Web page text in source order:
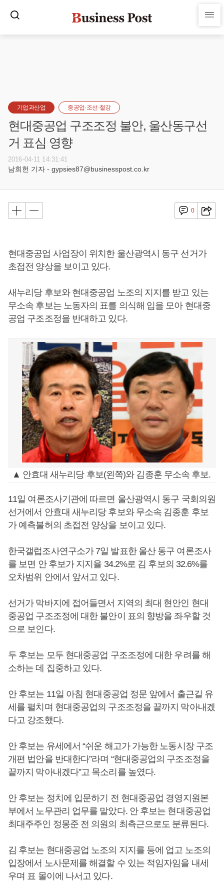
기업과산업 중공업·조선·철강
현대중공업 구조조정 불안, 울산동구선
거 표심 영향
2016-04-11 14:31:41
남희헌 기자 - gypsies87@businesspost.co.kr
0
현대중공업 사업장이 위치한 울산광역시 동구 선거가
초접전 양상을 보이고 있다.
새누리당 후보와 현대중공업 노조의 지지를 받고 있는
무소속 후보는 노동자의 표를 의식해 입을 모아 현대중
공업 구조조정을 반대하고 있다.
▲ 안효대 새누리당 후보(왼쪽)와 김종훈 무소속 후보.
11일 여론조사기관에 따르면 울산광역시 동구 국회의원
선거에서 안효대 새누리당 후보와 무소속 김종훈 후보
가 예측불허의 초접전 양상을 보이고 있다.
한국갤럽조사연구소가 7일 발표한 울산 동구 여론조사
를 보면 안 후보가 지지율 34.2%로 김 후보의 32.6%를
오차범위 안에서 앞서고 있다.
선거가 막바지에 접어들면서 지역의 최대 현안인 현대
중공업 구조조정에 대한 불안이 표의 향방을 좌우할 것
으로 보인다.
두 후보는 모두 현대중공업 구조조정에 대한 우려를 해
소하는 데 집중하고 있다.
안 후보는 11일 아침 현대중공업 정문 앞에서 출근길 유
세를 펼치며 현대중공업의 구조조정을 끝까지 막아내겠
다고 강조했다.
안 후보는 유세에서 “쉬운 해고가 가능한 노동시장 구조
개편 법안을 반대한다”라며 “현대중공업의 구조조정을
끝까지 막아내겠다”고 목소리를 높였다.
안 후보는 정치에 입문하기 전 현대중공업 경영지원본
부에서 노무관리 업무를 맡았다. 안 후보는 현대중공업
최대주주인 정몽준 전 의원의 최측근으로도 분류된다.
김 후보는 현대중공업 노조의 지지를 등에 업고 노조의
입장에서 노사문제를 해결할 수 있는 적임자임을 내세
우며 표 몰이에 나서고 있다.